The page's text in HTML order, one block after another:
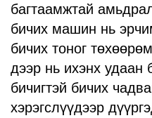
багтаамжтай
бичих машин нь
бичих тоног
дээр нь ихэнх удаан
бичигтэй бичих
хэрэгслүүдээр